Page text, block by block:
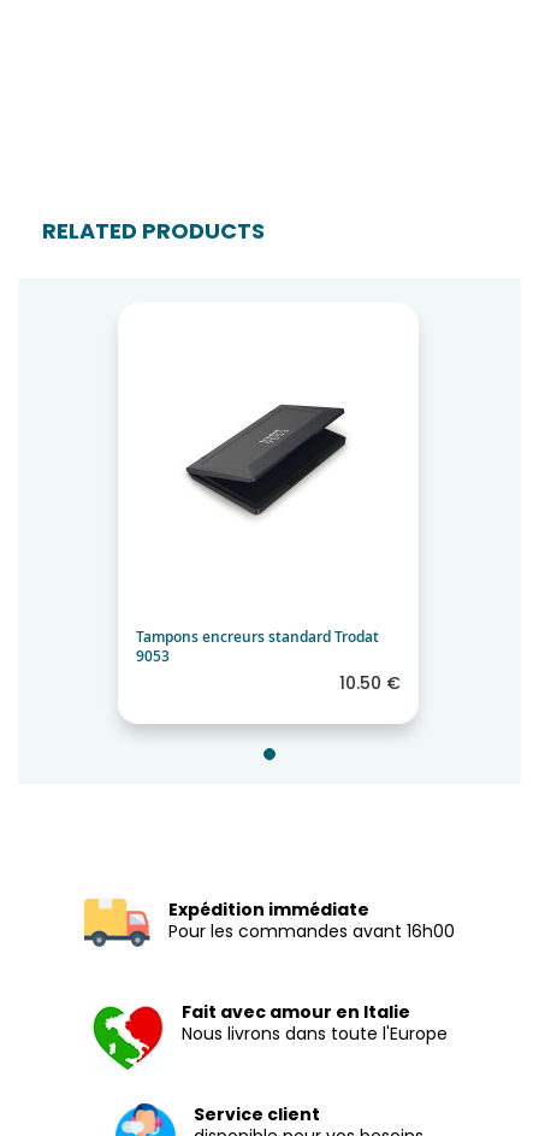
RELATED PRODUCTS
Tampons encreurs standard Trodat
9053
10.50 €
Expédition immédiate
Pour les commandes avant 16h00
Fait avec amour en Italie
Nous livrons dans toute l'Europe
Service client